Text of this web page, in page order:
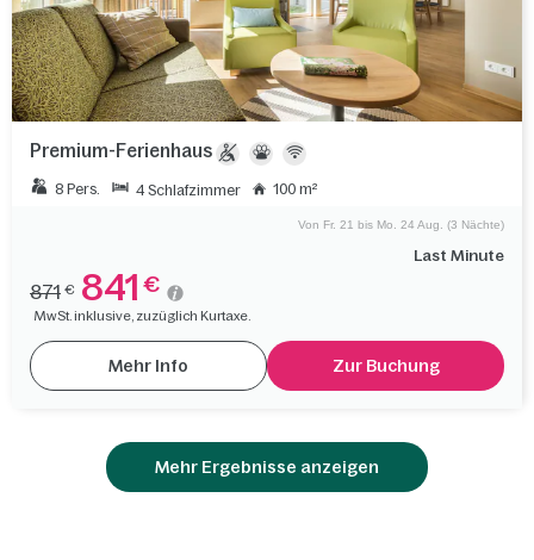
Premium-Ferienhaus
8 Pers. 4 Schlafzimmer 100 m²
Last Minute
Von Fr. 21 bis Mo. 24 Aug. (3 Nächte)
871 € 841 €
MwSt. inklusive, zuzüglich Kurtaxe.
Mehr Info Zur Buchung
Mehr Ergebnisse anzeigen